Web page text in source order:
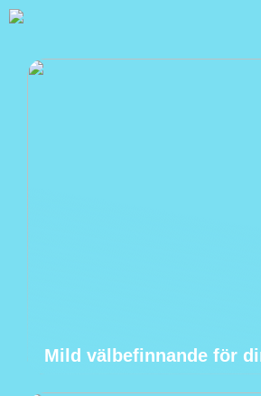
Mild välbefinnande för